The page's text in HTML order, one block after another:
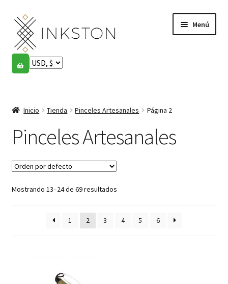
Ir
la
navegación
Ir
al
contenido
Menú
Tienda
English
Español
Français
Comunidad
Inicio Tienda Pinceles Artesanales Página 2
Pinceles Artesanales
Mostrando 13–24 de 69 resultados
1 2 3 4 5 6